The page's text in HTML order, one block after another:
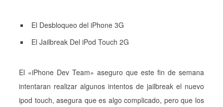
El Desbloqueo del iPhone 3G
El Jailbreak Del iPod Touch 2G
El «iPhone Dev Team» aseguro que este fin de semana
intentaran realizar algunos intentos de jailbreak el nuevo
ipod touch, asegura que es algo complicado, pero que los